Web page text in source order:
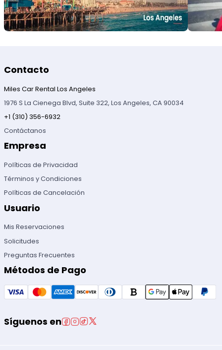
Contacto
Miles Car Rental Los Angeles
1976 S La Cienega Blvd, Suite 322, Los Angeles, CA 90034
+1 (310) 356-6932
Contáctanos
Empresa
Políticas de Privacidad
Términos y Condiciones
Políticas de Cancelación
Usuario
Mis Reservaciones
Solicitudes
Preguntas Frecuentes
Métodos de Pago
Síguenos en